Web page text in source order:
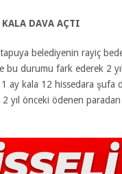
DAVA AÇTI
belediyenin rayiç
bu durumu fark ederek 2
1 ay kala 12 hissedara şufa
yıl önceki ödenen paradan